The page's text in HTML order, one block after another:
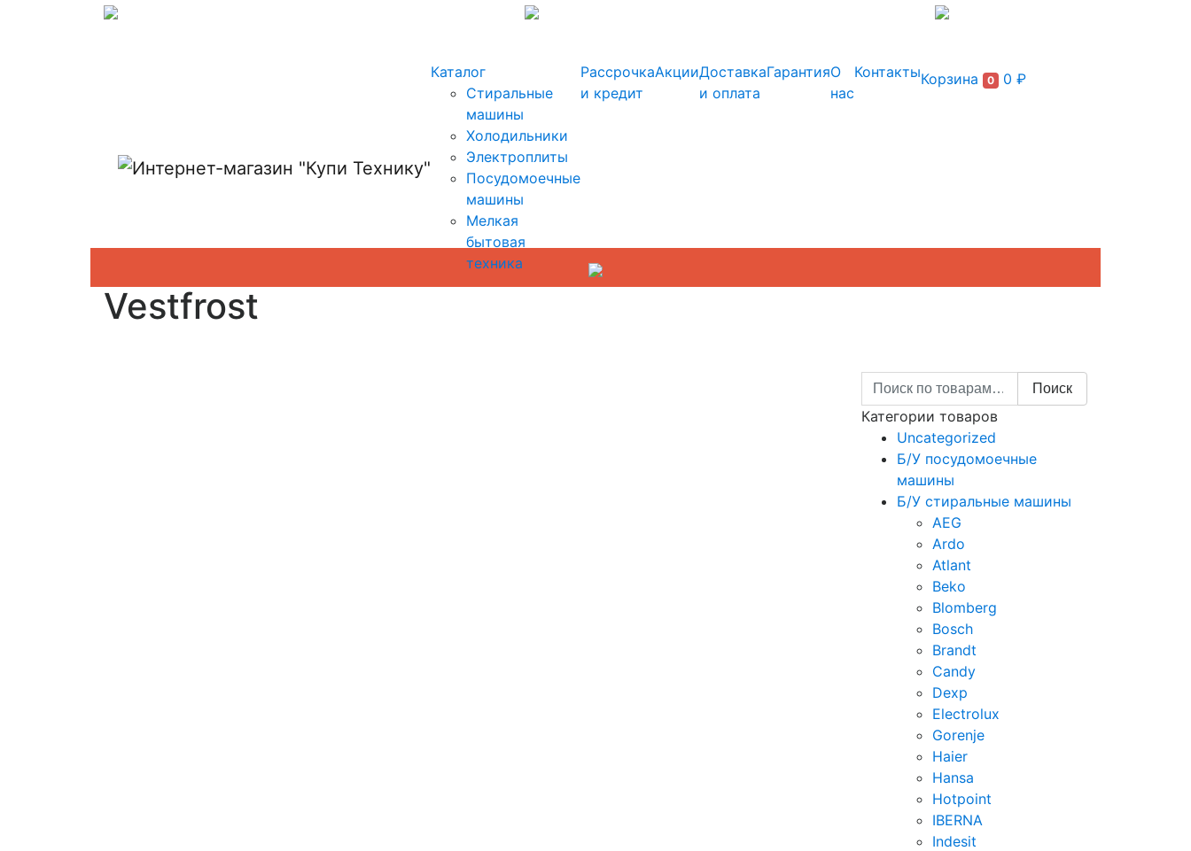
Каталог
Стиральные
машины
Холодильники
Электроплиты
Посудомоечные
машины
Мелкая
бытовая
техника
Рассрочка
и кредит
АкцииДоставка
и оплата
ГарантияО
нас
КонтактыКорзина 0 0 ₽
Vestfrost
Искать: Поиск
Категории товаров
Uncategorized
Б/У посудомоечные
машины
Б/У стиральные машины
AEG
Ardo
Atlant
Beko
Blomberg
Bosch
Brandt
Candy
Dexp
Electrolux
Gorenje
Haier
Hansa
Hotpoint
IBERNA
Indesit